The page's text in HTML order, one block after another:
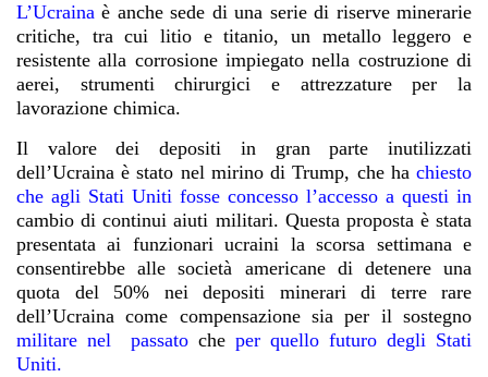
L’Ucraina è anche sede di una serie di riserve minerarie
critiche, tra cui litio e titanio, un metallo leggero e
resistente alla corrosione impiegato nella costruzione di
aerei, strumenti chirurgici e attrezzature per la
lavorazione chimica.
Il valore dei depositi in gran parte inutilizzati
dell’Ucraina è stato nel mirino di Trump, che ha chiesto
che agli Stati Uniti fosse concesso l’accesso a questi in
cambio di continui aiuti militari. Questa proposta è stata
presentata ai funzionari ucraini la scorsa settimana e
consentirebbe alle società americane di detenere una
quota del 50% nei depositi minerari di terre rare
dell’Ucraina come compensazione sia per il sostegno
militare nel passato che per quello futuro degli Stati
Uniti.